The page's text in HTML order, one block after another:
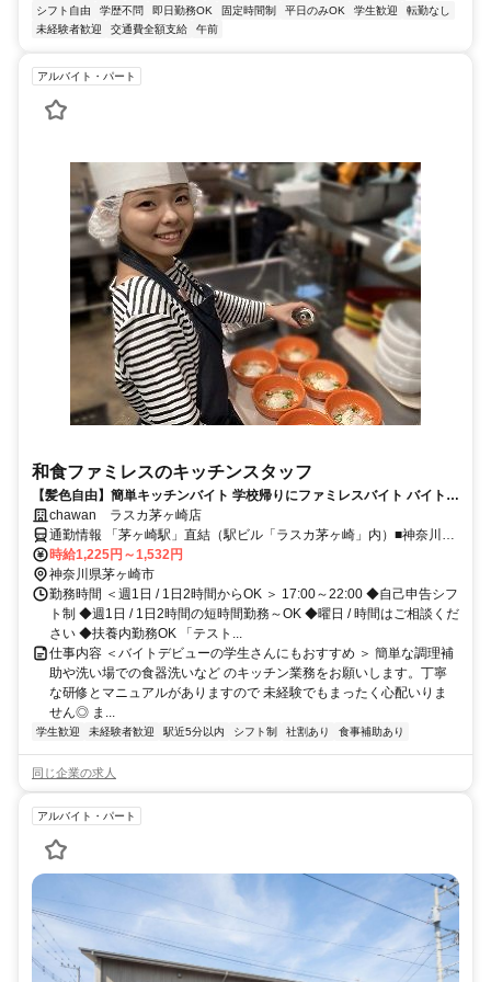
シフト自由
学歴不問 即日勤務OK 固定時間制 平日のみOK 学生歓迎
転勤なし
未経験者歓迎
交通費全額支給 午前
アルバイト・パート
和食ファミレスのキッチンスタッフ
【髪色自由】簡単キッチンバイト 学校帰りにファミレスバイト バイト経
験がない方も大歓迎 曜日や時間の希望も相談OK!! テスト時期などもも
ちろん考慮します!!
chawan ラスカ茅ヶ崎店
通勤情報 「茅ヶ崎駅」直結（駅ビル「ラスカ茅ヶ崎」内）■神奈川県
茅ヶ崎市元町1-1ラスカ茅ヶ崎6階
時給1,225円～1,532円
神奈川県茅ヶ崎市
勤務時間 ＜週1日 / 1日2時間からOK ＞ 17:00～22:00 ◆自己申告シフ
ト制 ◆週1日 / 1日2時間の短時間勤務～OK ◆曜日 / 時間はご相談くだ
さい ◆扶養内勤務OK 「テスト...
仕事内容 ＜バイトデビューの学生さんにもおすすめ ＞ 簡単な調理補
助や洗い場での食器洗いなど のキッチン業務をお願いします。丁寧
な研修とマニュアルがありますので 未経験でもまったく心配いりま
せん◎ ま...
学生歓迎 未経験者歓迎 駅近5分以内 シフト制 社割あり 食事補助あり
同じ企業の求人
アルバイト・パート